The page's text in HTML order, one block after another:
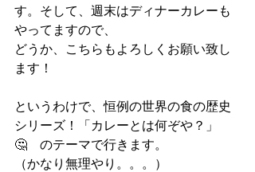
す。そして、週末はディナーカレーも
やってますので、
どうか、こちらもよろしくお願い致し
ます！
というわけで、恒例の世界の食の歴史
シリーズ！「カレーとは何ぞや？」
🤔　のテーマで行きます。
（かなり無理やり。。。）